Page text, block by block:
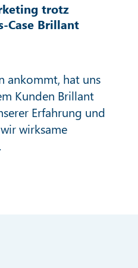
trotz
Case Brillant
ankommt, hat uns
Kunden Brillant
Erfahrung und
wirksame